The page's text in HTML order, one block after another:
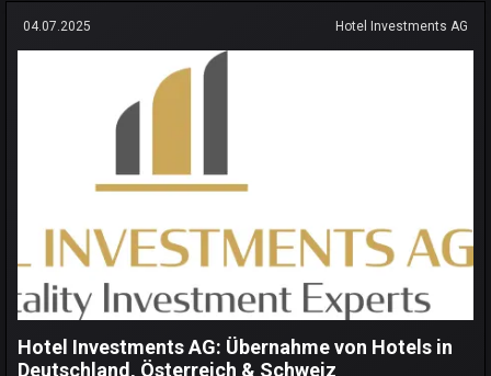
04.07.2025 Hotel Investments AG
Hotel Investments AG: Übernahme von Hotels in
Deutschland, Österreich & Schweiz